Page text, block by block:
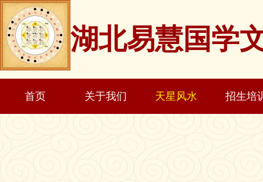
湖北易慧国学
首页 关于我们 天星风水 招生培